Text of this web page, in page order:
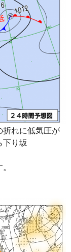
折れに低気圧が
下り坂